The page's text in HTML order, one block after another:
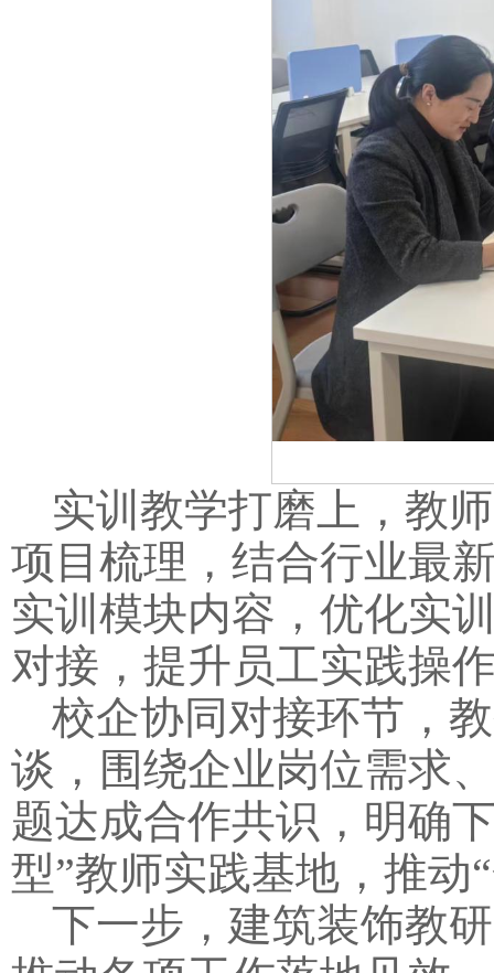
实训教学打磨上，教
项目梳理，结合行业最
实训模块内容，优化实
对接，提升员工实践操
校企协同对接环节，
谈，围绕企业岗位需求
题达成合作共识，明确
型”教师实践基地，推动
下一步，建筑装饰教